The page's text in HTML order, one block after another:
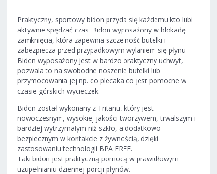
Praktyczny, sportowy bidon przyda się każdemu kto lubi
aktywnie spędzać czas. Bidon wyposażony w blokadę
zamknięcia, która zapewnia szczelność butelki i
zabezpiecza przed przypadkowym wylaniem się płynu.
Bidon wyposażony jest w bardzo praktyczny uchwyt,
pozwala to na swobodne noszenie butelki lub
przymocowania jej np. do plecaka co jest pomocne w
czasie górskich wycieczek.
Bidon został wykonany z Tritanu, który jest
nowoczesnym, wysokiej jakości tworzywem, trwalszym i
bardziej wytrzymałym niż szkło, a dodatkowo
bezpiecznym w kontakcie z żywnością, dzięki
zastosowaniu technologii BPA FREE.
Taki bidon jest praktyczną pomocą w prawidłowym
uzupełnianiu dziennej porcji płynów.